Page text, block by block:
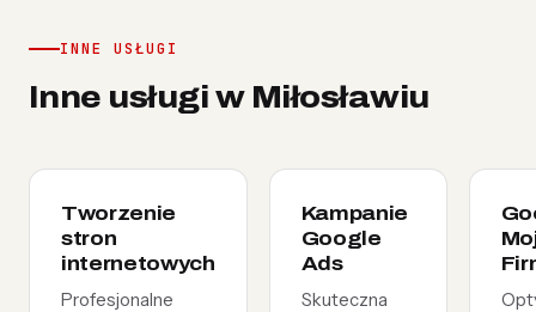
INNE USŁUGI
Inne usługi w Miłosławiu
Tworzenie
stron
internetowych
Profesjonalne
Kampanie
Google
Ads
Skuteczna